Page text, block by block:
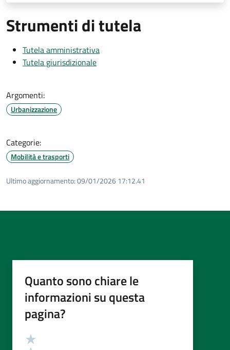
Strumenti di tutela
Tutela amministrativa
Tutela giurisdizionale
Argomenti:
Urbanizzazione
Categorie:
Mobilità e trasporti
Ultimo aggiornamento:09/01/2026 17:12.41
Quanto sono chiare le
informazioni su questa
pagina?
Valutazione